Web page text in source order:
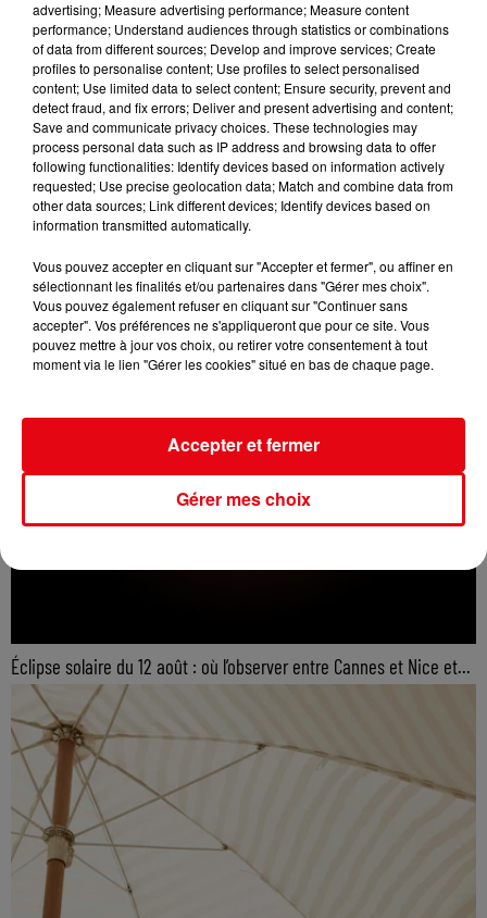
Incendie au Mont-Boron : deux jeunes condamnés à six mois de
prison...
Éclipse solaire du 12 août : où l’observer entre Cannes et Nice et...
advertising; Measure advertising performance; Measure content
performance; Understand audiences through statistics or combinations
of data from different sources; Develop and improve services; Create
profiles to personalise content; Use profiles to select personalised
content; Use limited data to select content; Ensure security, prevent and
detect fraud, and fix errors; Deliver and present advertising and content;
Save and communicate privacy choices. These technologies may
process personal data such as IP address and browsing data to offer
following functionalities: Identify devices based on information actively
requested; Use precise geolocation data; Match and combine data from
other data sources; Link different devices; Identify devices based on
information transmitted automatically.
Vous pouvez accepter en cliquant sur "Accepter et fermer", ou affiner en
sélectionnant les finalités et/ou partenaires dans "Gérer mes choix".
Vous pouvez également refuser en cliquant sur "Continuer sans
accepter". Vos préférences ne s'appliqueront que pour ce site. Vous
pouvez mettre à jour vos choix, ou retirer votre consentement à tout
moment via le lien "Gérer les cookies" situé en bas de chaque page.
Gérer mes choix
Accepter et fermer